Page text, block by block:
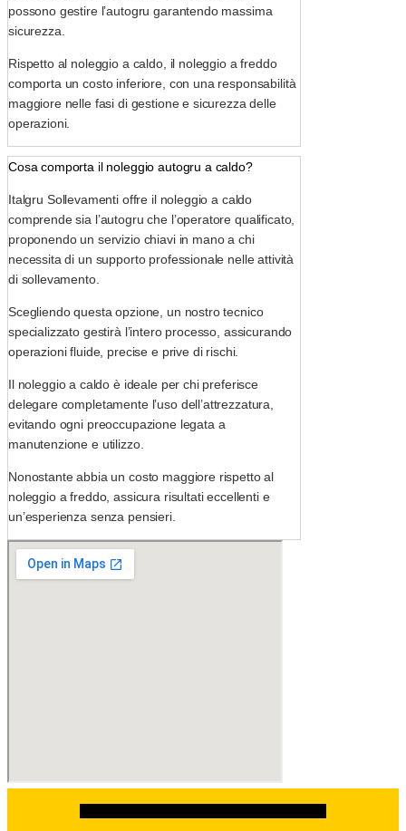
possono gestire l’autogru garantendo massima
sicurezza.
Rispetto al noleggio a caldo, il noleggio a freddo
comporta un costo inferiore, con una responsabilità
maggiore nelle fasi di gestione e sicurezza delle
operazioni.
Cosa comporta il noleggio autogru a caldo?
Italgru Sollevamenti offre il noleggio a caldo
comprende sia l’autogru che l’operatore qualificato,
proponendo un servizio chiavi in mano a chi
necessita di un supporto professionale nelle attività
di sollevamento.
Scegliendo questa opzione, un nostro tecnico
specializzato gestirà l’intero processo, assicurando
operazioni fluide, precise e prive di rischi.
Il noleggio a caldo è ideale per chi preferisce
delegare completamente l’uso dell’attrezzatura,
evitando ogni preoccupazione legata a
manutenzione e utilizzo.
Nonostante abbia un costo maggiore rispetto al
noleggio a freddo, assicura risultati eccellenti e
un’esperienza senza pensieri.